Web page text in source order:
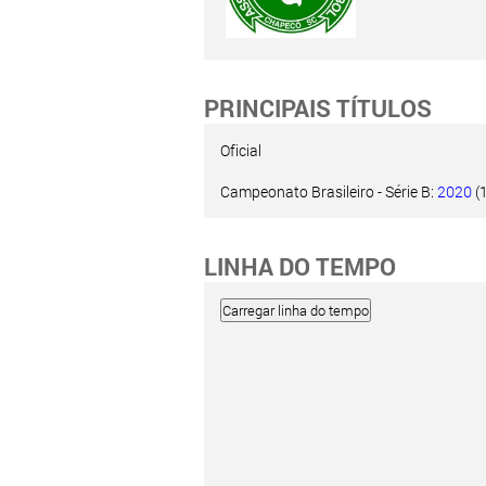
PRINCIPAIS TÍTULOS
Oficial
Campeonato Brasileiro - Série B: 2020
LINHA DO TEMPO